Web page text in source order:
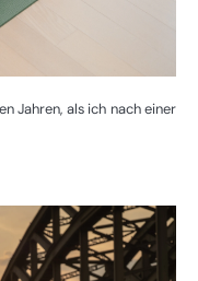
Jahren, als ich nach einer